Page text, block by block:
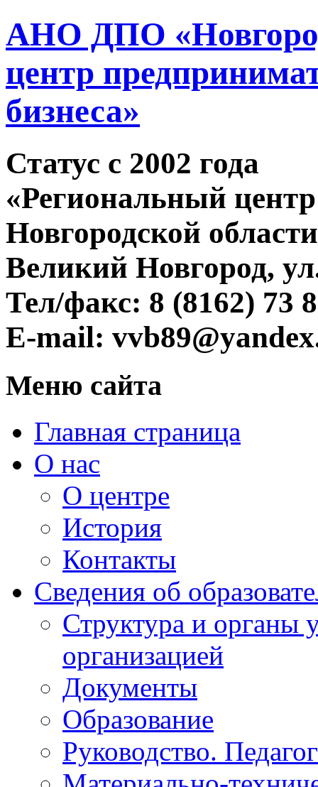
АНО ДПО
центр
бизнеса»
Статус c 2002 года
«Региональный
Новгородской
Великий Новгород,
Тел/факс: 8 (8162) 73
E-mail:
Меню сайта
Главная страница
О нас
О центре
История
Контакты
Сведения об
Структура и органы
организацией
Документы
Образование
Руководство.